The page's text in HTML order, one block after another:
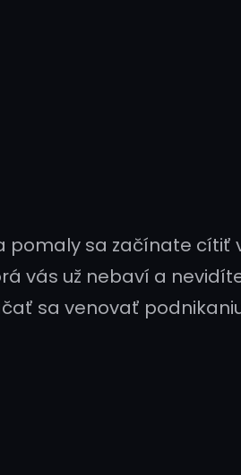
pomaly sa začínate cítiť
vás už nebaví a
sa venovať